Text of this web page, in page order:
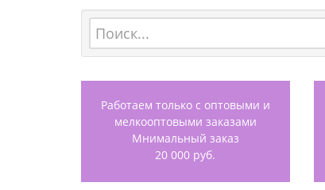
Работаем только с оптовыми и
мелкооптовыми заказами
Мнимальный заказ
20 000 руб.